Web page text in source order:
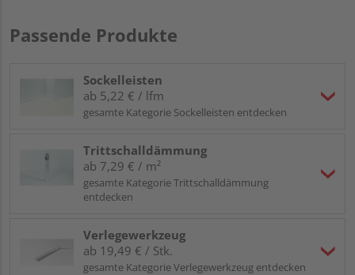
Passende Produkte
Sockelleisten
ab 5,22 € / lfm
gesamte Kategorie Sockelleisten entdecken
Trittschalldämmung
ab 7,29 € / m²
gesamte Kategorie Trittschalldämmung
entdecken
Verlegewerkzeug
ab 19,49 € / Stk.
gesamte Kategorie Verlegewerkzeug entdecken